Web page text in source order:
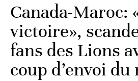
Canada-Maroc:
victoire»,
fans des Lions
coup d’envoi